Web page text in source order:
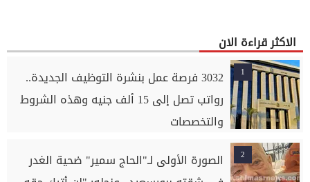
الاكثر قراءة الان
1
3032 فرصة عمل بنشرة التوظيف الجديدة..
رواتب تصل إلى 15 ألف جنيه وهذه الشروط
والتخصصات
2
الصورة الأولى لـ"الحاج سمير" ضحية الغدر